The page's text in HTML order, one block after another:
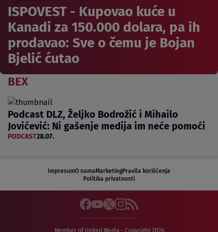
ISPOVEST - Kupovao kuće u
Kanadi za 150.000 dolara, pa ih
prodavao: Sve o čemu je Bojan
Bjelić ćutao
BEX
Podcast DLZ, Željko Bodrožić i Mihailo
Jovićević: Ni gašenje medija im neće pomoći
PODCAST28.07.
ImpresumO namaMarketingPravila korišćenja
Politika privatnosti
Member of United Media - Copyright 2026